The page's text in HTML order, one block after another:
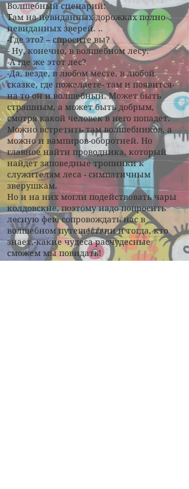
Волшебный сценарий:
Tам на невиданных дорожках полно
невиданных зверей. ..
-Где это? – спросите вы?
- Ну, конечно, в волшебном лесу.
-А где же этот лес?
-Да, везде, в любом месте, в любой
сказке, где пожелаете- там и появится-
на то он и волшебный. Может быть
страшным, а может быть добрым,
смотря какой человек в него попадет.
Можно встретить там волшебников, а
можно и вампиров-оборотней. Но
главное найти проводника, который
найдет заповедные тропинки к
служителям леса - симпатичным
зверушкам.
Но и на них могли подействовать чары
колдовские, поэтому надо попросить
лесную фею сопровождать нас в
волшебном путешествии и тогда, кто
знает,-какие чудеса расчудесные
сможем мы повидать!
-Тсс…слышите писк, по-моему кто-то